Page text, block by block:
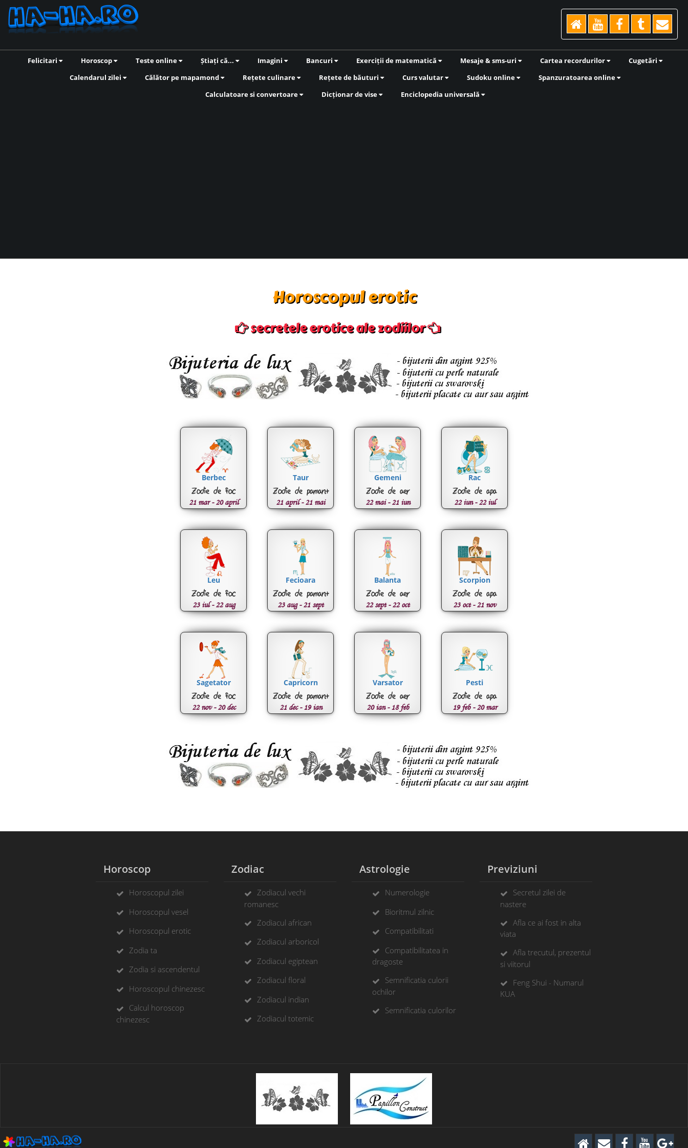
Felicitari Horoscop Teste online Știați că... Imagini Bancuri Exerciții de matematică Mesaje & sms-uri Cartea recordurilor
Cugetări
Calendarul zilei
Călător pe mapamond Rețete culinare Rețete de băuturi Curs valutar Sudoku online
Spanzuratoarea online
Calculatoare si convertoare
Dicționar de vise Enciclopedia universală
Horoscopul erotic
secretele erotice ale zodiilor
Berbec
Zodie de foc
21 mar - 20 april
Taur
Zodie de pamant
21 april - 21 mai
Gemeni
Zodie de aer
22 mai - 21 iun
Rac
Zodie de apa
22 iun - 22 iul
Leu
Zodie de foc
23 iul - 22 aug
Fecioara
Zodie de pamant
23 aug - 21 sept
Balanta
Zodie de aer
22 sept - 22 oct
Scorpion
Zodie de apa
23 oct - 21 nov
Sagetator
Zodie de foc
22 nov - 20 dec
Capricorn
Zodie de pamant
21 dec - 19 ian
Varsator
Zodie de aer
20 ian - 18 feb
Pesti
Zodie de apa
19 feb - 20 mar
Horoscop
Horoscopul zilei
Horoscopul vesel
Horoscopul erotic
Zodia ta
Zodia si ascendentul
Horoscopul chinezesc
Calcul horoscop
chinezesc
Zodiac
Zodiacul vechi
romanesc
Zodiacul african
Zodiacul arboricol
Zodiacul egiptean
Zodiacul floral
Zodiacul indian
Zodiacul totemic
Astrologie
Numerologie
Bioritmul zilnic
Compatibilitati
Compatibilitatea in
dragoste
Semnificatia culorii
ochilor
Semnificatia culorilor
Previziuni
Secretul zilei de
nastere
Afla ce ai fost in alta
viata
Afla trecutul, prezentul
si viitorul
Feng Shui - Numarul
KUA